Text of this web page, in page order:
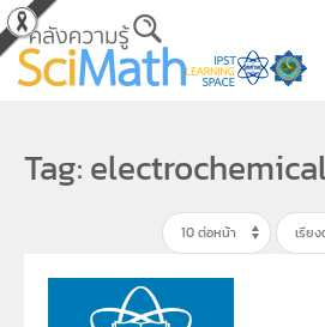
Skip to main content
Tag: